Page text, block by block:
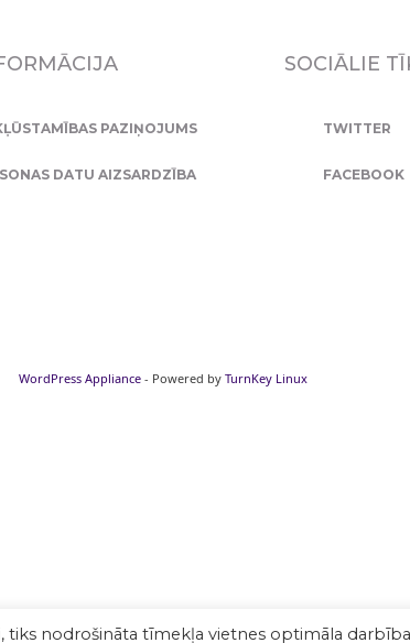
PAZIŅOJUMS
DATU AIZSARDZĪBA
SOCIĀLIE
TWITTER
FACEBOOK
nodrošināta tīmekļa vietnes optimāla
WordPress Appliance - Powered by TurnKey Linux